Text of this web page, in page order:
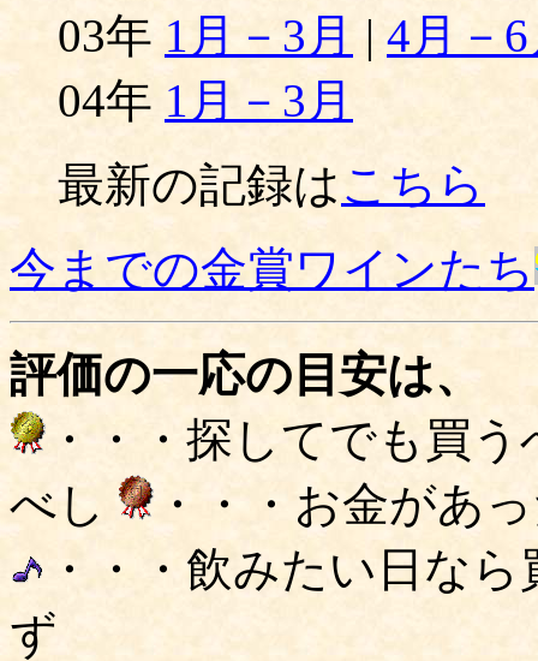
03年 1月－3月 | 4月－
04年 1月－3月
最新の記録はこちら
今までの金賞ワインたち
評価の一応の目安は、
・・・探してでも買
べし
・・・お金があ
・・・飲みたい日な
ず